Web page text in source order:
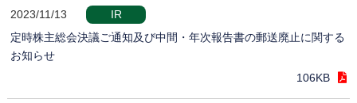
2023/11/13
IR
定時株主総会決議ご通知及び中間・年次報告書の郵送廃止に関する
お知らせ
106KB